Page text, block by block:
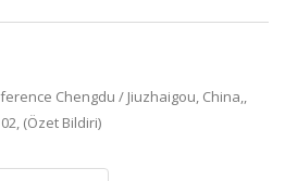
Chengdu / Jiuzhaigou, China,,
(Özet Bildiri)